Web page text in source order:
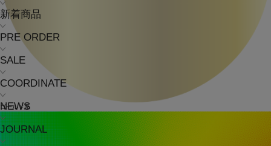
新着商品
PRE ORDER
SALE
COORDINATE
NEWS
JOURNAL
ゴールド系